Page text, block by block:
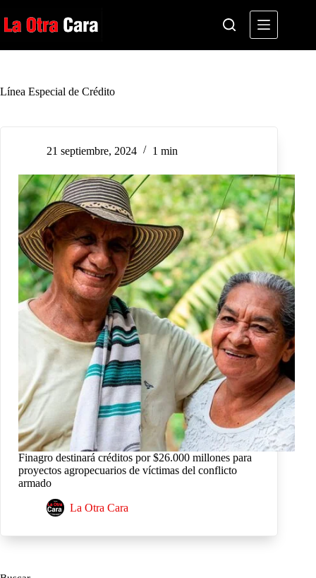
al
contenido
Línea Especial de Crédito
21 septiembre, 2024 1 min
Finagro destinará créditos por $26.000 millones para
proyectos agropecuarios de víctimas del conflicto
armado
La Otra Cara